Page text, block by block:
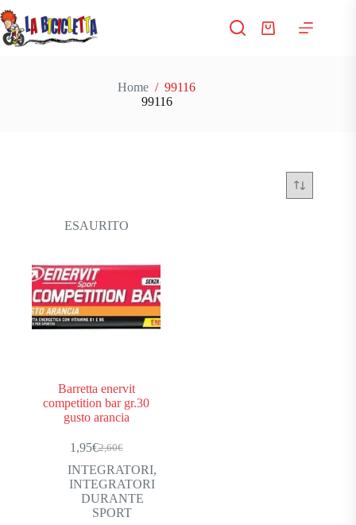
al
contenuto
Carrello
Home / 99116
99116
ESAURITO
Barretta enervit
competition bar gr.30
gusto arancia
2,60€
Il
prezzo
originale
era:
2,60€.
1,95€Il
prezzo
attuale
è:
1,95€.
INTEGRATORI,
INTEGRATORI
DURANTE
SPORT